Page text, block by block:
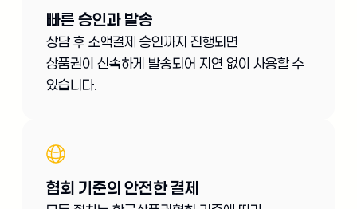
빠른 승인과 발송
상담 후 소액결제 승인까지 진행되면
상품권이 신속하게 발송되어 지연 없이 사용할 수
있습니다.
협회 기준의 안전한 결제